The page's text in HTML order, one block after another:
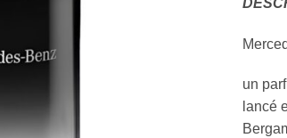
un
lancé